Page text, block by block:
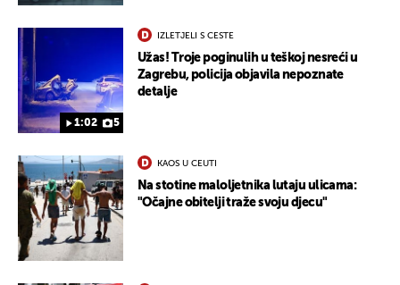
1:02 5
IZLETJELI S CESTE
Užas! Troje poginulih u teškoj nesreći u
Zagrebu, policija objavila nepoznate
detalje
KAOS U CEUTI
Na stotine maloljetnika lutaju ulicama:
"Očajne obitelji traže svoju djecu"